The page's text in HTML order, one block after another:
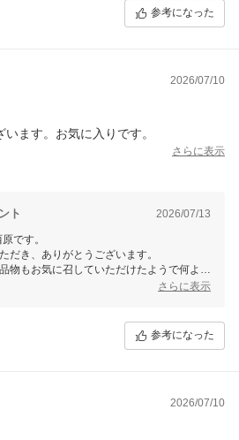
参考になった
2026/07/10
ます。お気に入りです。
さらに表示
ト 2026/07/13
です。
だき、ありがとうございます。
物もお気に召していただけたようで何より
さらに表示
参考になった
2026/07/10